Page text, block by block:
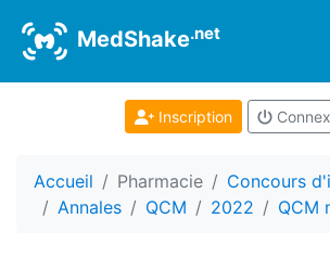
MedShake.net
Inscription
Accueil Pharmacie
Concours
Annales
QCM 2022 QCM